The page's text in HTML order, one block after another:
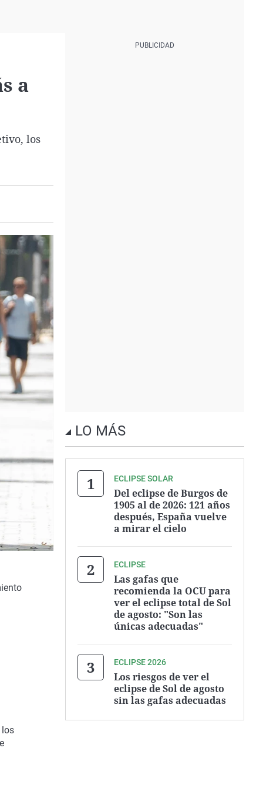
a
los
los
LO MÁS
ECLIPSE SOLAR
Del eclipse de Burgos de
1905 al de 2026: 121 años
después, España vuelve
a mirar el cielo
ECLIPSE
Las gafas que
recomienda la OCU para
ver el eclipse total de Sol
de agosto: "Son las
únicas adecuadas"
ECLIPSE 2026
Los riesgos de ver el
eclipse de Sol de agosto
sin las gafas adecuadas